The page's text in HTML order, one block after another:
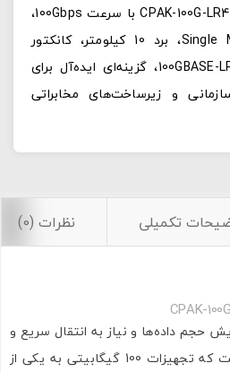
ماژول فیبر نوری سیسکو CPAK-100G-LR4 با سرعت 100Gbps،
پشتیبانی از فیبر Single Mode، برد 10 کیلومتر، کانکتور
Duplex LC و فناوری 100GBASE-LR4، گزینه‌ای ایده‌آل برای
و زیرساخت‌های مخابراتی
تکمیلی نظرات (0)
حجم داده‌ها و نیاز به انتقال سریع و
پایدار اطلاعات باعث شده است که تجهیزات 100 گیگابیتی به یکی از